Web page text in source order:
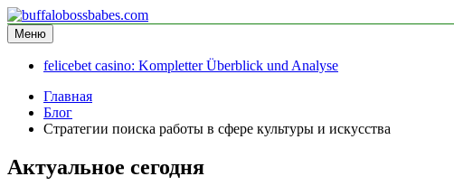
Перейти
к
содержимому
buffalobossbabes.com
информационный сайт
Меню
felicebet casino: Kompletter Überblick und Analyse
Главная
Блог
Стратегии поиска работы в сфере культуры и искусства
Актуальное сегодня